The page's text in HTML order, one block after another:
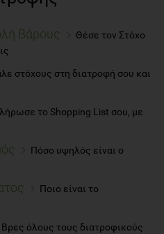
Βάρους
Θέσε τον Στόχο
στόχους στη διατροφή σου και
το Shopping List σου, με
Πόσο υψηλός είναι ο
Ποιο είναι το
Βρες όλους τους διατροφικούς